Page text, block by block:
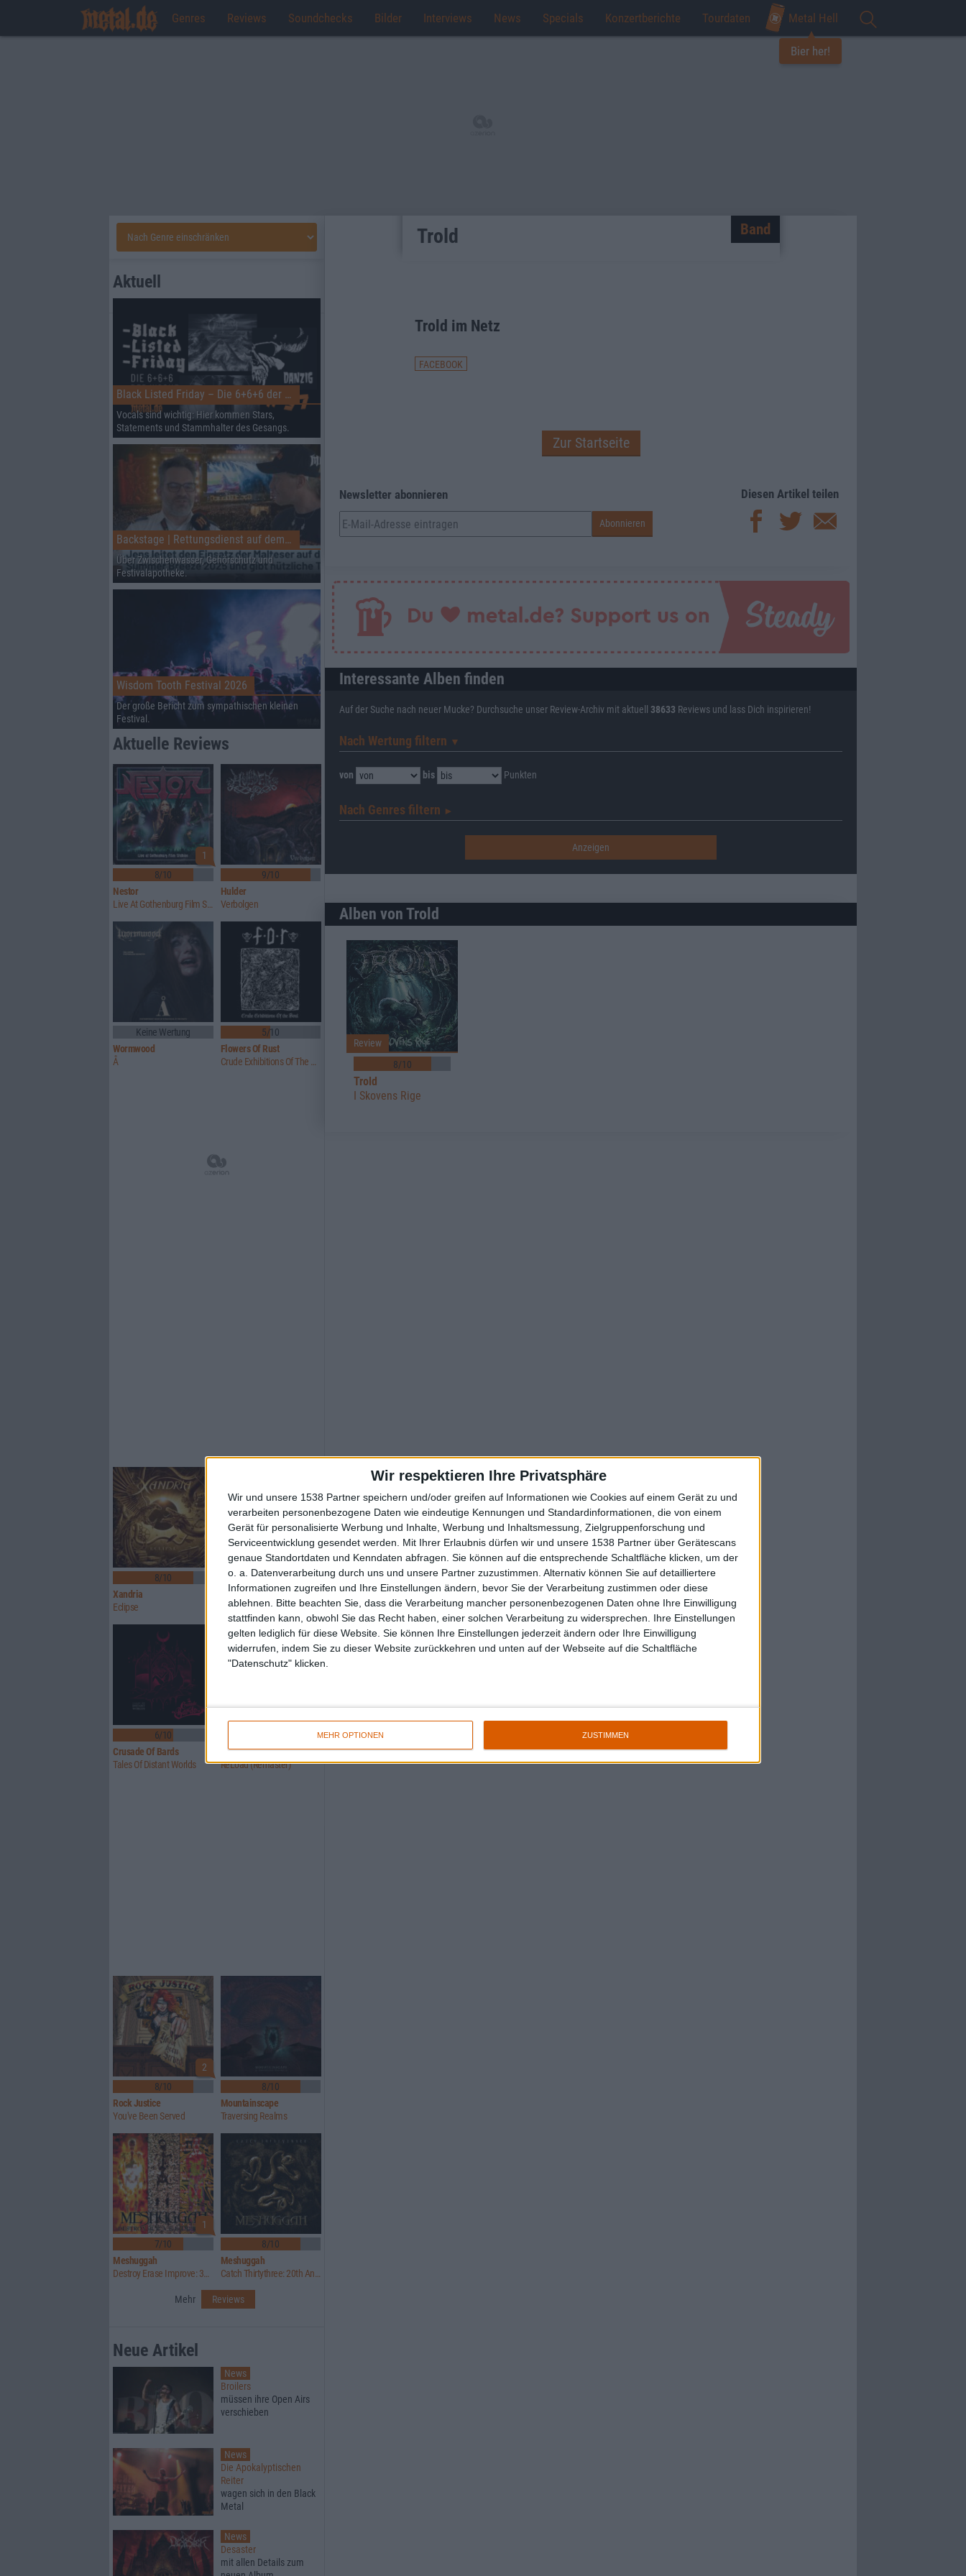
Wir respektieren Ihre Privatsphäre
Wir und unsere 1538 Partner speichern und/oder greifen auf Informationen wie Cookies auf einem Gerät zu und
verarbeiten personenbezogene Daten wie eindeutige Kennungen und Standardinformationen, die von einem
Gerät für personalisierte Werbung und Inhalte, Werbung und Inhaltsmessung, Zielgruppenforschung und
Serviceentwicklung gesendet werden.
Mit Ihrer Erlaubnis dürfen wir und unsere 1538 Partner über Gerätescans
genaue Standortdaten und Kenndaten abfragen. Sie können auf die entsprechende Schaltfläche klicken, um der
o. a. Datenverarbeitung durch uns und unsere Partner zuzustimmen. Alternativ können Sie auf detailliertere
Informationen zugreifen und Ihre Einstellungen ändern, bevor Sie der Verarbeitung zustimmen oder diese
ablehnen.
Bitte beachten Sie, dass die Verarbeitung mancher personenbezogenen Daten ohne Ihre Einwilligung
stattfinden kann, obwohl Sie das Recht haben, einer solchen Verarbeitung zu widersprechen. Ihre Einstellungen
gelten lediglich für diese Website. Sie können Ihre Einstellungen jederzeit ändern oder Ihre Einwilligung
widerrufen, indem Sie zu dieser Website zurückkehren und unten auf der Webseite auf die Schaltfläche
"Datenschutz" klicken.
MEHR OPTIONEN ZUSTIMMEN
Genres Reviews Soundchecks Bilder Interviews News Specials Konzertberichte Tourdaten Metal Hell
Bier her!
Trold Band
Trold im Netz
FACEBOOK
Zur Startseite
Newsletter abonnieren Diesen Artikel teilen
Interessante Alben finden
Auf der Suche nach neuer Mucke? Durchsuche unser Review-Archiv mit aktuell 38633 Reviews und lass Dich inspirieren!
Nach Wertung filtern ▼︎
von bis Punkten
Nach Genres filtern ►︎
Alben von Trold
8/10
Review
Trold
I Skovens Rige
Aktuell
Black Listed Friday – Die 6+6+6 der Woche
Vocals sind wichtig: Hier kommen Stars,
Statements und Stammhalter des Gesangs.
Backstage | Rettungsdienst auf dem Summer Breeze
Über Zwischenwasser, Gehörschutz und
Festivalapotheke.
Wisdom Tooth Festival 2026
Der große Bericht zum sympathischen kleinen
Festival.
Aktuelle Reviews
1
8/10
Nestor
Live At Gothenburg Film Studios
9/10
Hulder
Verbolgen
Keine Wertung
Wormwood
Å
5/10
Flowers Of Rust
8/10
Xandria
Eclipse
1
8/10
Sinner
Boom Bang Goodbye
6/10
Crusade Of Bards
Tales Of Distant Worlds
Metallica
ReLoad (Remaster)
2
8/10
Rock Justice
You've Been Served
8/10
Mountainscape
Traversing Realms
1
7/10
Meshuggah
Destroy Erase Improve: 30th Anniversary Edition
8/10
Meshuggah
Catch Thirtythree: 20th Anniversary Edition
Mehr Reviews
Neue Artikel
News
Broilers
müssen ihre Open Airs
verschieben
News
Die Apokalyptischen
Reiter
wagen sich in den Black
Metal
News
Desaster
mit allen Details zum